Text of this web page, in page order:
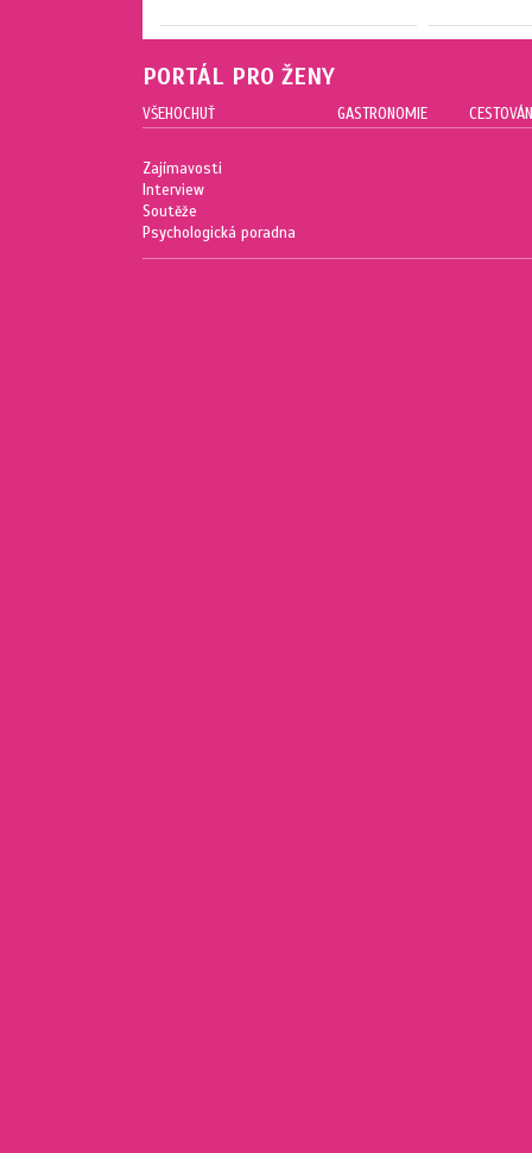
PORTÁL PRO ŽENY
VŠEHOCHUŤ
Zajímavosti
Interview
Soutěže
Psychologická poradna
GASTRONOMIE